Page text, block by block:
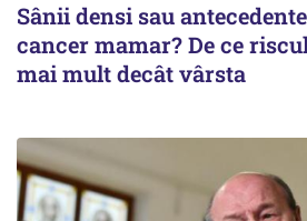
Sânii densi sau
cancer mamar? De ce
mai mult decât vârsta